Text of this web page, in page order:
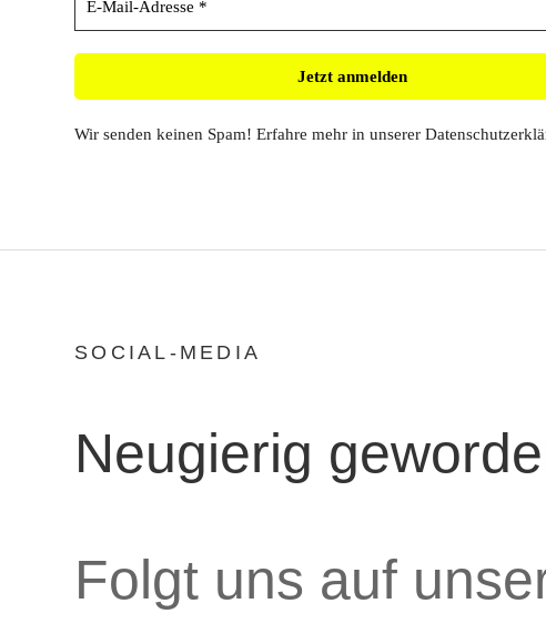
Wir senden keinen Spam! Erfahre mehr in unserer
SOCIAL-MEDIA
Neugierig
Folgt uns auf